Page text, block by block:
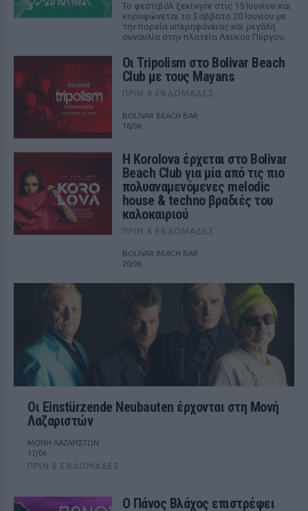
Το φεστιβάλ ξεκίνησε στις 15 Ιουνίου και
κορυφώνεται το Σάββατο 20 Ιουνίου με
την πορεία υπερηφάνειας και μεγάλη
συναυλία στην πλατεία Λευκού Πύργου.
Οι Tripolism στο Bolivar Beach
Club με τους Mayans
ΠΡΙΝ 8 ΕΒΔΟΜΆΔΕΣ
BOLIVAR BEACH BAR
18/06
Η Korolova έρχεται στο Bolivar
Beach Club για μία από τις πιο
πολυαναμενόμενες melodic
house & techno βραδιές του
καλοκαιριού
ΠΡΙΝ 8 ΕΒΔΟΜΆΔΕΣ
BOLIVAR BEACH BAR
20/06
Οι Einstürzende Neubauten έρχονται στη Μονή
Λαζαριστών
ΜΟΝΗ ΛΑΖΑΡΙΣΤΩΝ
17/06
ΠΡΙΝ 8 ΕΒΔΟΜΆΔΕΣ
Ο Πάνος Βλάχος επιστρέφει